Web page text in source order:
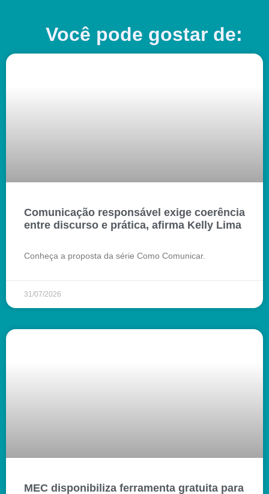
Você pode gostar de:
Comunicação responsável exige coerência
entre discurso e prática, afirma Kelly Lima
Conheça a proposta da série Como Comunicar.
31/07/2026
MEC disponibiliza ferramenta gratuita para